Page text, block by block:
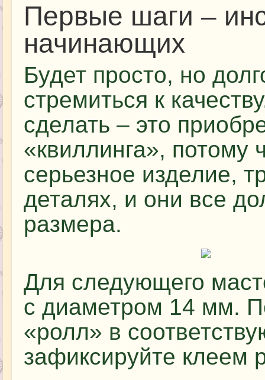
Первые шаги –
начинающих
Будет просто, но
стремиться к
сделать – это
«квиллинга», потому
серьезное изделие,
деталях, и они все
размера.
Для следующего
с диаметром 14 мм.
«ролл» в
зафиксируйте клеем